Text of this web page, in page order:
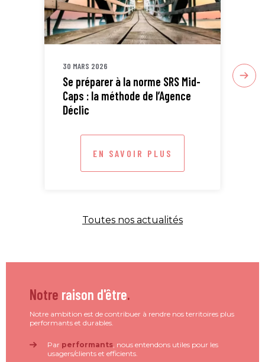
30 MARS 2026
Se préparer à la norme SRS Mid-
Caps : la méthode de l’Agence
Déclic
EN SAVOIR PLUS
30
Toutes nos actualités
Notre raison d'être.
Notre ambition est de contribuer à rendre nos territoires plus
performants et durables.
Par performants, nous entendons utiles pour les
usagers/clients et efficients.